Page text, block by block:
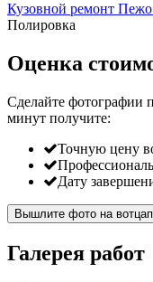
Кузовной ремонт
Полировка
Оценка
Сделайте
минут получите:
Точную цену
Дату
Вышлите фото на вотцап
Галерея работ